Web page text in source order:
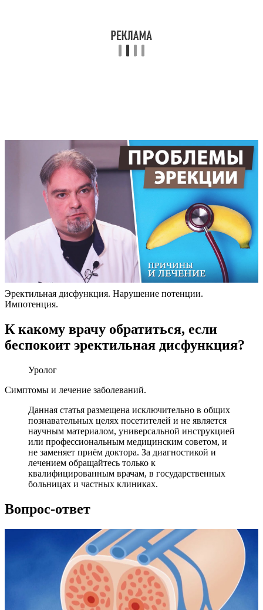
Эректильная дисфункция. Нарушение потенции.
Импотенция.
К какому врачу обратиться, если
беспокоит эректильная дисфункция?
Уролог
Симптомы и лечение заболеваний.
Данная статья размещена исключительно в общих
познавательных целях посетителей и не является
научным материалом, универсальной инструкцией
или профессиональным медицинским советом, и
не заменяет приём доктора. За диагностикой и
лечением обращайтесь только к
квалифицированным врачам, в государственных
больницах и частных клиниках.
Вопрос-ответ